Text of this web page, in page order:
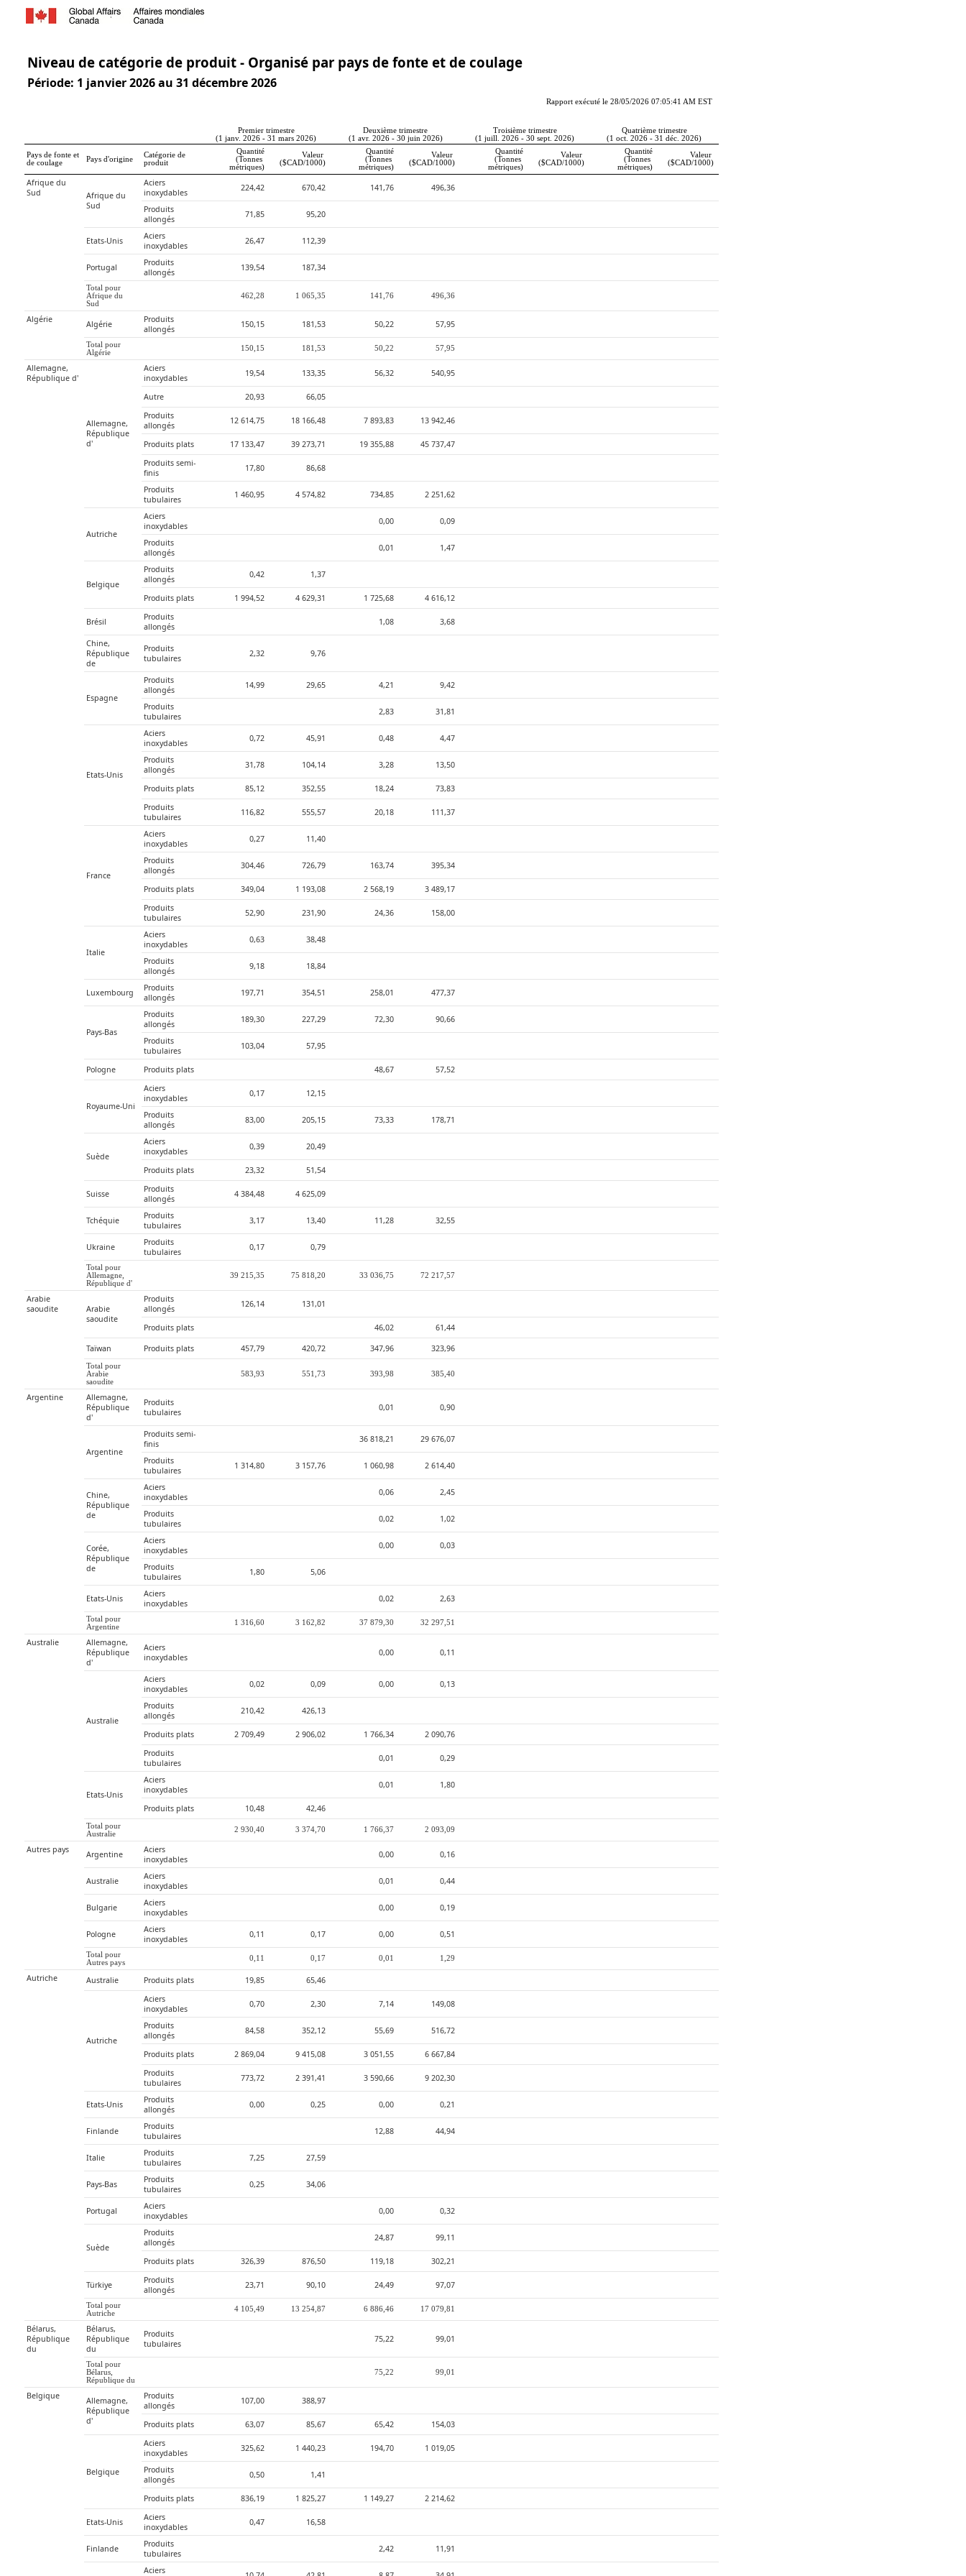
Niveau de catégorie de produit - Organisé par pays de fonte et de coulage
Période: 1 janvier 2026 au 31 décembre 2026
Rapport exécuté le 28/05/2026 07:05:41 AM EST
Premier trimestre
(1 janv. 2026 - 31 mars 2026)
Deuxième trimestre
(1 avr. 2026 - 30 juin 2026)
Troisième trimestre
(1 juill. 2026 - 30 sept. 2026)
Quatrième trimestre
(1 oct. 2026 - 31 déc. 2026)
Pays de fonte et
de coulage
Pays d'origine
Catégorie de
produit
Quantité
(Tonnes
métriques)
Valeur
($CAD/1000)
Quantité
(Tonnes
métriques)
Valeur
($CAD/1000)
Quantité
(Tonnes
métriques)
Valeur
($CAD/1000)
Quantité
(Tonnes
métriques)
Valeur
($CAD/1000)
Afrique du
Sud
Afrique du
Sud
Aciers
inoxydables
224,42 670,42 141,76 496,36
Produits
allongés
71,85 95,20
Etats-Unis
Aciers
inoxydables
26,47 112,39
Portugal
Produits
allongés
139,54 187,34
Total pour
Afrique du
Sud
462,28 1 065,35 141,76 496,36
Algérie Algérie
Produits
allongés
150,15 181,53 50,22 57,95
Total pour
Algérie
150,15 181,53 50,22 57,95
Allemagne,
République d'
Allemagne,
République
d'
Aciers
inoxydables
19,54 133,35 56,32 540,95
Autre 20,93
66,05
Produits
allongés
12 614,75 18 166,48 7 893,83 13 942,46
Produits plats 17 133,47 39 273,71 19 355,88
45 737,47
Produits semi-
finis
17,80 86,68
Produits
tubulaires
1 460,95 4 574,82 734,85 2 251,62
Autriche
Aciers
inoxydables
0,00 0,09
Produits
allongés
0,01 1,47
Belgique
Produits
allongés
0,42 1,37
Produits plats 1 994,52 4 629,31 1 725,68 4 616,12
Brésil
Produits
allongés
1,08 3,68
Chine,
République
de
Produits
tubulaires
2,32 9,76
Espagne
Produits
allongés
14,99 29,65 4,21 9,42
Produits
tubulaires
2,83 31,81
Etats-Unis
Aciers
inoxydables
0,72 45,91 0,48 4,47
Produits
allongés
31,78 104,14 3,28 13,50
Produits plats 85,12 352,55 18,24
73,83
Produits
tubulaires
116,82 555,57 20,18 111,37
France
Aciers
inoxydables
0,27 11,40
Produits
allongés
304,46 726,79 163,74 395,34
Produits plats 349,04 1 193,08 2 568,19
3 489,17
Produits
tubulaires
52,90 231,90 24,36 158,00
Italie
Aciers
inoxydables
0,63 38,48
Produits
allongés
9,18 18,84
Luxembourg
Produits
allongés
197,71 354,51 258,01 477,37
Pays-Bas
Produits
allongés
189,30 227,29 72,30 90,66
Produits
tubulaires
103,04 57,95
Pologne Produits plats 48,67 57,52
Royaume-Uni
Aciers
inoxydables
0,17 12,15
Produits
allongés
83,00 205,15 73,33 178,71
Suède
Aciers
inoxydables
0,39 20,49
Produits plats 23,32 51,54
Suisse
Produits
allongés
4 384,48 4 625,09
Tchéquie
Produits
tubulaires
3,17 13,40 11,28 32,55
Ukraine
Produits
tubulaires
0,17 0,79
Total pour
Allemagne,
République d'
39 215,35 75 818,20 33 036,75 72 217,57
Arabie
saoudite
Arabie
saoudite
Produits
allongés
126,14 131,01
Produits plats 46,02 61,44
Taïwan Produits plats 457,79 420,72 347,96 323,96
Total pour
Arabie
saoudite
583,93 551,73 393,98 385,40
Argentine
Allemagne,
République
d'
Produits
tubulaires
0,01 0,90
Argentine
Produits semi-
finis
36 818,21 29 676,07
Produits
tubulaires
1 314,80 3 157,76 1 060,98 2 614,40
Chine,
République
de
Aciers
inoxydables
0,06 2,45
Produits
tubulaires
0,02 1,02
Corée,
République
de
Aciers
inoxydables
0,00 0,03
Produits
tubulaires
1,80 5,06
Etats-Unis
Aciers
inoxydables
0,02 2,63
Total pour
Argentine
1 316,60 3 162,82 37 879,30 32 297,51
Australie
Allemagne,
République
d'
Aciers
inoxydables
0,00 0,11
Australie
Aciers
inoxydables
0,02 0,09 0,00 0,13
Produits
allongés
210,42 426,13
Produits plats 2 709,49 2 906,02 1 766,34
2 090,76
Produits
tubulaires
0,01 0,29
Etats-Unis
Aciers
inoxydables
0,01 1,80
Produits plats 10,48 42,46
Total pour
Australie
2 930,40 3 374,70 1 766,37 2 093,09
Autres pays Argentine
Aciers
inoxydables
0,00 0,16
Australie
Aciers
inoxydables
0,01 0,44
Bulgarie
Aciers
inoxydables
0,00 0,19
Pologne
Aciers
inoxydables
0,11 0,17 0,00 0,51
Total pour
Autres pays
0,11 0,17 0,01 1,29
Autriche Australie Produits plats 19,85 65,46
Autriche
Aciers
inoxydables
0,70 2,30 7,14 149,08
Produits
allongés
84,58 352,12 55,69 516,72
Produits plats 2 869,04 9 415,08 3 051,55
6 667,84
Produits
tubulaires
773,72 2 391,41 3 590,66 9 202,30
Etats-Unis
Produits
allongés
0,00 0,25 0,00 0,21
Finlande
Produits
tubulaires
12,88 44,94
Italie
Produits
tubulaires
7,25 27,59
Pays-Bas
Produits
tubulaires
0,25 34,06
Portugal
Aciers
inoxydables
0,00 0,32
Suède
Produits
allongés
24,87 99,11
Produits plats 326,39 876,50 119,18 302,21
Türkiye
Produits
allongés
23,71 90,10 24,49 97,07
Total pour
Autriche
4 105,49 13 254,87 6 886,46 17 079,81
Bélarus,
République
du
Bélarus,
République
du
Produits
tubulaires
75,22 99,01
Total pour
Bélarus,
République du
75,22 99,01
Belgique
Allemagne,
République
d'
Produits
allongés
107,00 388,97
Produits plats 63,07 85,67 65,42 154,03
Belgique
Aciers
inoxydables
325,62 1 440,23 194,70 1 019,05
Produits
allongés
0,50 1,41
Produits plats 836,19 1 825,27 1 149,27 2 214,62
Etats-Unis
Aciers
inoxydables
0,47 16,58
Finlande
Produits
tubulaires
2,42 11,91
Aciers